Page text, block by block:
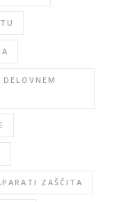
ZAŠČITA